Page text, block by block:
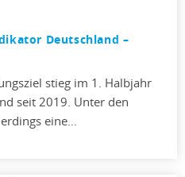
Deutschland –
stieg im 1. Halbjahr
seit 2019. Unter den
eine…